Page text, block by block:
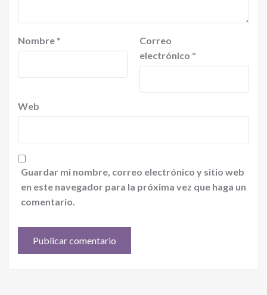
Nombre *
Correo
electrónico *
Web
Guardar mi nombre, correo electrónico y sitio web
en este navegador para la próxima vez que haga un
comentario.